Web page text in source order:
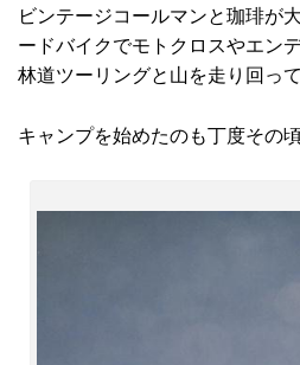
ビンテージコールマンと珈琲が
ードバイクでモトクロスやエン
林道ツーリングと山を走り回って
キャンプを始めたのも丁度その頃